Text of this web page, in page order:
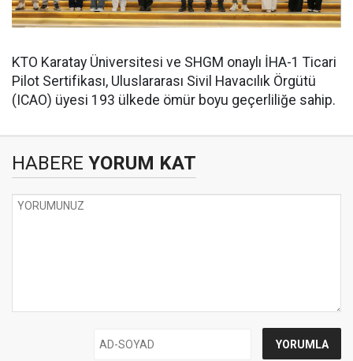
KTO Karatay Üniversitesi ve SHGM onaylı İHA-1 Ticari
Pilot Sertifikası, Uluslararası Sivil Havacılık Örgütü
(ICAO) üyesi 193 ülkede ömür boyu geçerliliğe sahip.
HABERE YORUM KAT